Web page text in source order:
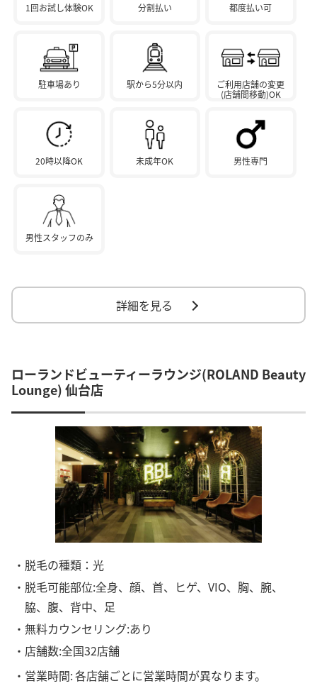
1回お試し体験OK 分割払い 都度払い可
駐車場あり 駅から5分以内
ご利用店舗の変更
(店舗間移動)OK
20時以降OK 未成年OK 男性専門
男性スタッフのみ
詳細を見る
ローランドビューティーラウンジ(ROLAND Beauty
Lounge) 仙台店
・脱毛の種類：光
・脱毛可能部位:全身、顔、首、ヒゲ、VIO、胸、腕、
脇、腹、背中、足
・無料カウンセリング:あり
・店舗数:全国32店舗
・営業時間:各店舗ごとに営業時間が異なります。